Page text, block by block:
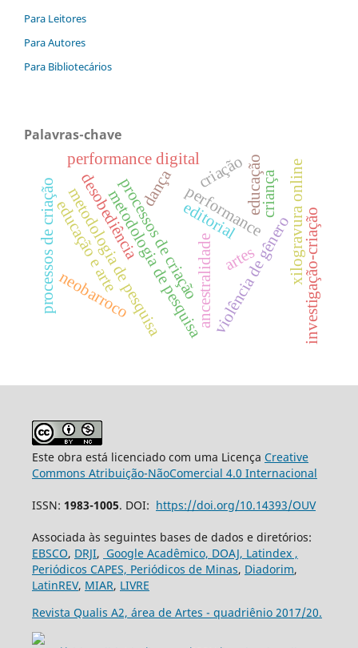
Para Leitores
Para Autores
Para Bibliotecários
Palavras-chave
metodologia de pesquisa
metodologia de pesquisa
processos de criação artes
dança performance
ancestralidade
neobarroco
desobediência violência de gênero
editorial
processos de criação educação
investigação-criação
xilogravura online
performance digital
educação e arte
criação criança
Este obra está licenciado com uma Licença Creative
Commons Atribuição-NãoComercial 4.0 Internacional
ISSN: 1983-1005. DOI: https://doi.org/10.14393/OUV
Associada às seguintes bases de dados e diretórios:
EBSCO, DRJI, Google Acadêmico, DOAJ, Latindex ,
Periódicos CAPES, Periódicos de Minas, Diadorim,
LatinREV, MIAR, LIVRE
Revista Qualis A2, área de Artes - quadriênio 2017/20.